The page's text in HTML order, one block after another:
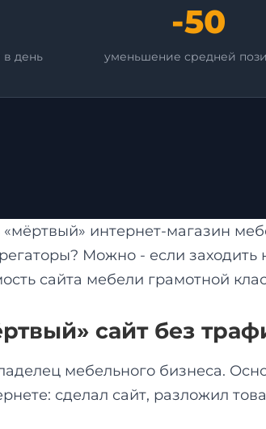
в день
-50
уменьшение средней
интернет-магазин
Можно - если заходить
сайта мебели грамотной
сайт без
мебельного бизнеса.
сделал сайт, разложил